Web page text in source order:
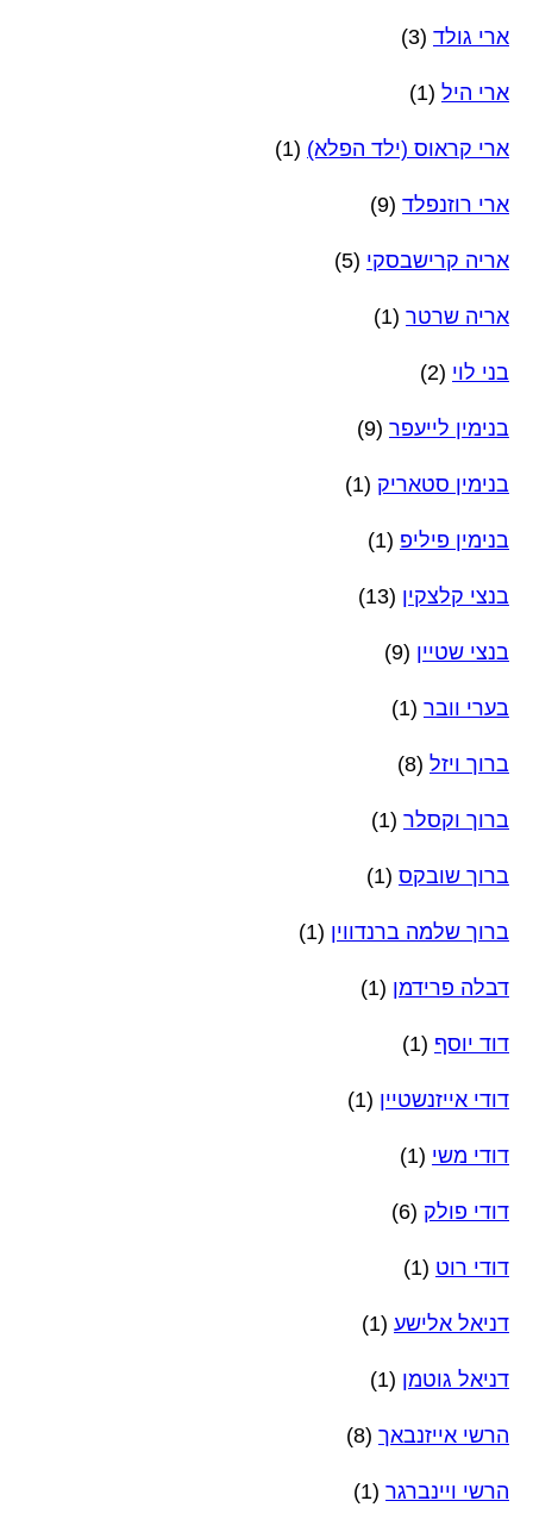
ארי גולד (3)
ארי היל (1)
ארי קראוס (ילד הפלא) (1)
ארי רוזנפלד (9)
אריה קרישבסקי (5)
אריה שרטר (1)
בני לוי (2)
בנימין לייעפר (9)
בנימין סטאריק (1)
בנימין פיליפ (1)
בנצי קלצקין (13)
בנצי שטיין (9)
בערי וובר (1)
ברוך ויזל (8)
ברוך וקסלר (1)
ברוך שובקס (1)
ברוך שלמה ברנדווין (1)
דבלה פרידמן (1)
דוד יוסף (1)
דודי אייזנשטיין (1)
דודי משי (1)
דודי פולק (6)
דודי רוט (1)
דניאל אלישע (1)
דניאל גוטמן (1)
הרשי אייזנבאך (8)
הרשי ויינברגר (1)